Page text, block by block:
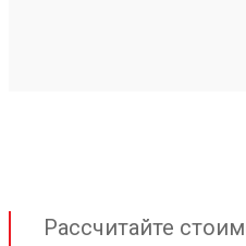
Рассчитайте